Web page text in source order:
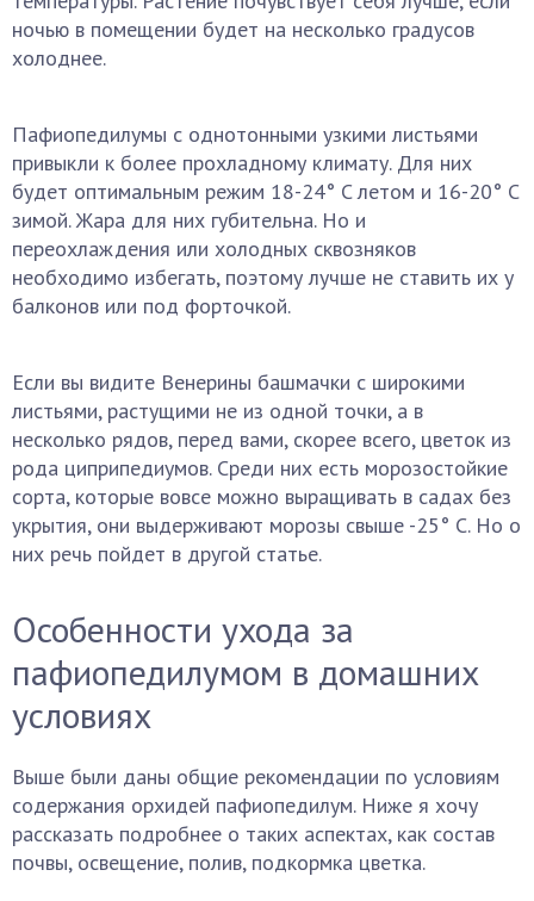
ночью в помещении будет на несколько градусов
холоднее.
Пафиопедилумы с однотонными узкими листьями
привыкли к более прохладному климату. Для них
будет оптимальным режим 18-24° C летом и 16-20° C
зимой. Жара для них губительна. Но и
переохлаждения или холодных сквозняков
необходимо избегать, поэтому лучше не ставить их у
балконов или под форточкой.
Если вы видите Венерины башмачки с широкими
листьями, растущими не из одной точки, а в
несколько рядов, перед вами, скорее всего, цветок из
рода циприпедиумов. Среди них есть морозостойкие
сорта, которые вовсе можно выращивать в садах без
укрытия, они выдерживают морозы свыше -25° C. Но о
них речь пойдет в другой статье.
Особенности ухода за
пафиопедилумом в домашних
условиях
Выше были даны общие рекомендации по условиям
содержания орхидей пафиопедилум. Ниже я хочу
рассказать подробнее о таких аспектах, как состав
почвы, освещение, полив, подкормка цветка.